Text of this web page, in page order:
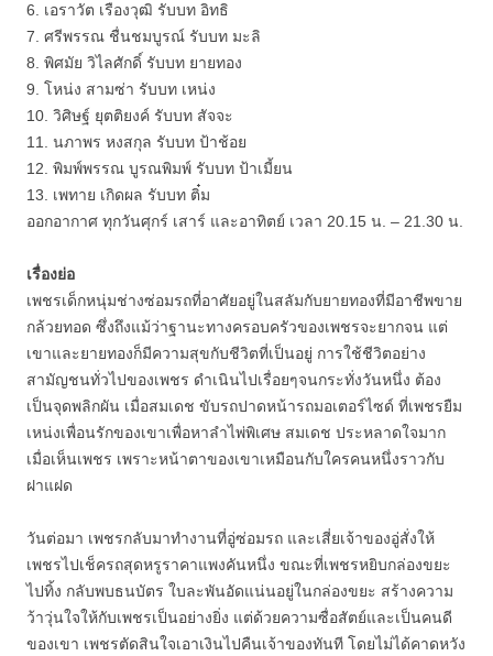
6. เอราวัต เรืองวุฒิ รับบท อิทธิ
7. ศรีพรรณ ชื่นชมบูรณ์ รับบท มะลิ
8. พิศมัย วิไลศักดิ์ รับบท ยายทอง
9. โหน่ง สามซ่า รับบท เหน่ง
10. วิศิษฐ์ ยุตติยงค์ รับบท สัจจะ
11. นภาพร หงสกุล รับบท ป้าช้อย
12. พิมพ์พรรณ บูรณพิมพ์ รับบท ป้าเมี้ยน
13. เพทาย เกิดผล รับบท ติ๋ม
ออกอากาศ ทุกวันศุกร์ เสาร์ และอาทิตย์ เวลา 20.15 น. – 21.30 น.
เรื่องย่อ
เพชรเด็กหนุ่มช่างซ่อมรถที่อาศัยอยู่ในสลัมกับยายทองที่มีอาชีพขาย
กล้วยทอด ซึ่งถึงแม้ว่าฐานะทางครอบครัวของเพชรจะยากจน แต่
เขาและยายทองก็มีความสุขกับชีวิตที่เป็นอยู่ การใช้ชีวิตอย่าง
สามัญชนทั่วไปของเพชร ดำเนินไปเรื่อยๆจนกระทั่งวันหนึ่ง ต้อง
เป็นจุดพลิกผัน เมื่อสมเดช ขับรถปาดหน้ารถมอเตอร์ไซด์ ที่เพชรยืม
เหน่งเพื่อนรักของเขาเพื่อหาลำไพ่พิเศษ สมเดช ประหลาดใจมาก
เมื่อเห็นเพชร เพราะหน้าตาของเขาเหมือนกับใครคนหนึ่งราวกับ
ฝาแฝด
วันต่อมา เพชรกลับมาทำงานที่อู่ซ่อมรถ และเสี่ยเจ้าของอู่สั่งให้
เพชรไปเช็ครถสุดหรูราคาแพงคันหนึ่ง ขณะที่เพชรหยิบกล่องขยะ
ไปทิ้ง กลับพบธนบัตร ใบละพันอัดแน่นอยู่ในกล่องขยะ สร้างความ
ว้าวุ่นใจให้กับเพชรเป็นอย่างยิ่ง แต่ด้วยความซื่อสัตย์และเป็นคนดี
ของเขา เพชรตัดสินใจเอาเงินไปคืนเจ้าของทันที โดยไม่ได้คาดหวัง